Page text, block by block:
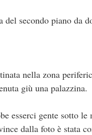
secondo piano da
nella zona
giù una palazzina.
esserci gente sotto
dalla foto è stata